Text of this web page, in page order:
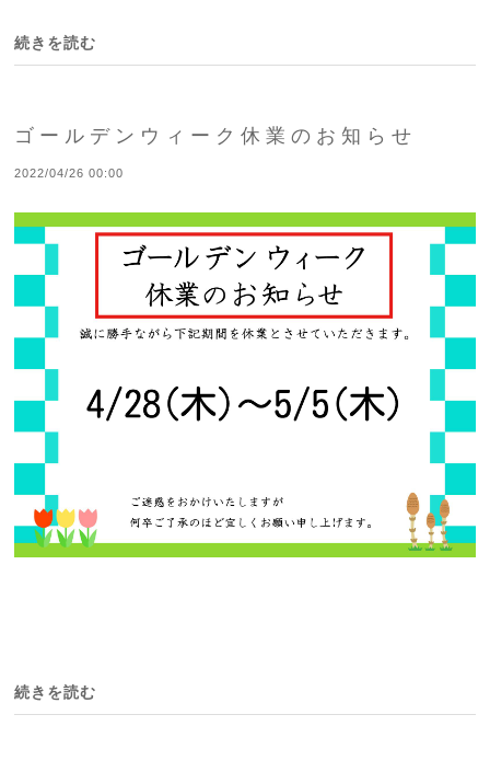
続きを読む
ゴールデンウィーク休業のお知らせ
2022/04/26 00:00
続きを読む